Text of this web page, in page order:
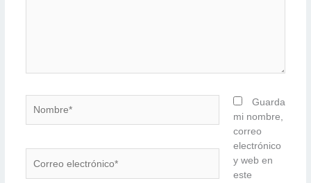
electrónico*
Guarda
mi nombre,
correo
electrónico
y web en
este